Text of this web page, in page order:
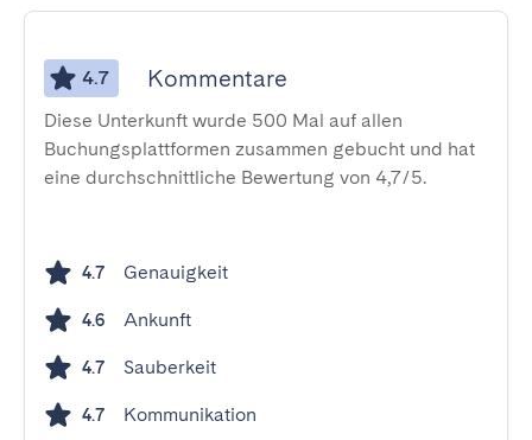
4.7 Kommentare
Diese Unterkunft wurde 500 Mal auf allen
Buchungsplattformen zusammen gebucht und hat
eine durchschnittliche Bewertung von 4,7/5.
4.7 Genauigkeit
4.6 Ankunft
4.7 Sauberkeit
4.7 Kommunikation